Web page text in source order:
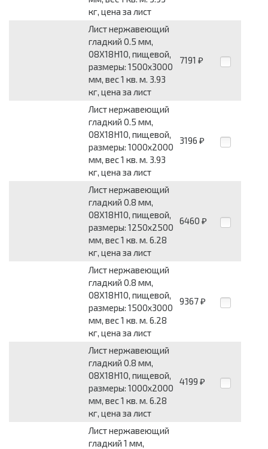
кг, цена за лист
Лист нержавеющий
гладкий 0.5 мм,
08Х18Н10, пищевой,
размеры: 1500x3000
мм, вес 1 кв. м. 3.93
кг, цена за лист
7191 ₽
Лист нержавеющий
гладкий 0.5 мм,
08Х18Н10, пищевой,
размеры: 1000x2000
мм, вес 1 кв. м. 3.93
кг, цена за лист
3196 ₽
Лист нержавеющий
гладкий 0.8 мм,
08Х18Н10, пищевой,
размеры: 1250x2500
мм, вес 1 кв. м. 6.28
кг, цена за лист
6460 ₽
Лист нержавеющий
гладкий 0.8 мм,
08Х18Н10, пищевой,
размеры: 1500x3000
мм, вес 1 кв. м. 6.28
кг, цена за лист
9367 ₽
Лист нержавеющий
гладкий 0.8 мм,
08Х18Н10, пищевой,
размеры: 1000x2000
мм, вес 1 кв. м. 6.28
кг, цена за лист
4199 ₽
Лист нержавеющий
гладкий 1 мм,